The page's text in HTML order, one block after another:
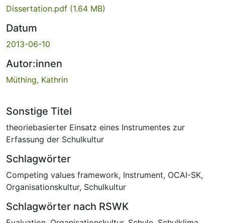
Dissertation.pdf (1.64 MB)
Datum
2013-06-10
Autor:innen
Müthing, Kathrin
Sonstige Titel
theoriebasierter Einsatz eines Instrumentes zur
Erfassung der Schulkultur
Schlagwörter
Competing values framework, Instrument, OCAI-SK,
Organisationskultur, Schulkultur
Schlagwörter nach RSWK